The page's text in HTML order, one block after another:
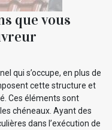
que vous
qui s’occupe, en plus de
cette structure et
Ces éléments sont
chéneaux. Ayant des
dans l’exécution de